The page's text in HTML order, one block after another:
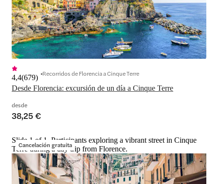
Desde Florencia: excursión de un día a Cinque Terre
4,4(679) Recorridos de Florencia a Cinque Terre
desde
38,25 €
Cancelación gratuita
Slide 1 of 1, Participants exploring a vibrant street in Cinque
Terre during a day trip from Florence.